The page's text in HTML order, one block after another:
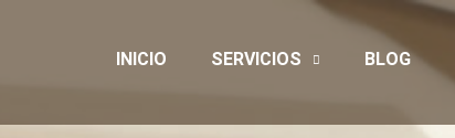
INICIO SERVICIOS BLOG